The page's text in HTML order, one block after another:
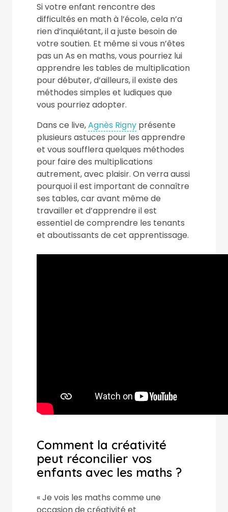
Si votre enfant rencontre des
difficultés en math à l’école, cela n’a
rien d’inquiétant, il a juste besoin de
votre soutien. Et même si vous n’êtes
pas un As en maths, vous pourriez lui
apprendre les tables de multiplication
pour débuter, d’ailleurs, il existe des
méthodes simples et ludiques que
vous pourriez adopter.
Dans ce live,Agnès Rigny présente
plusieurs astuces pour les apprendre
et vous soufflera quelques méthodes
pour faire des multiplications
autrement, avec plaisir. On verra aussi
pourquoi il est important de connaître
ses tables, car avant même de
travailler et d’apprendre il est
essentiel de comprendre les tenants
et aboutissants de cet apprentissage.
Comment la créativité
peut réconcilier vos
enfants avec les maths ?
« Je vois les maths comme une
occasion de créativité et